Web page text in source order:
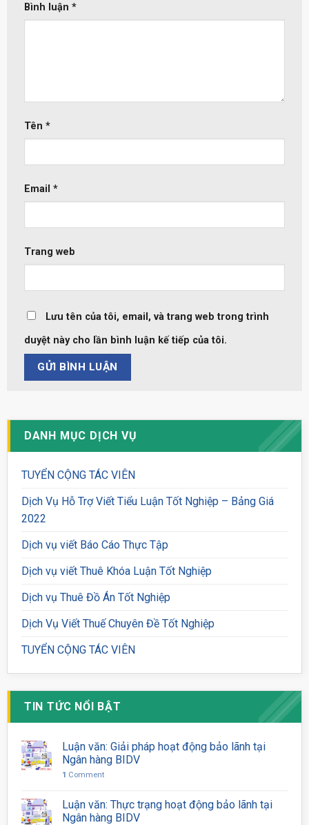
Bình luận *
Tên *
Email *
Trang web
Lưu tên của tôi, email, và trang web trong trình
duyệt này cho lần bình luận kế tiếp của tôi.
DANH MỤC DỊCH VỤ
TUYỂN CỘNG TÁC VIÊN
Dịch Vụ Hỗ Trợ Viết Tiểu Luận Tốt Nghiệp – Bảng Giá
2022
Dịch vụ viết Báo Cáo Thực Tập
Dịch vụ viết Thuê Khóa Luận Tốt Nghiệp
Dịch vụ Thuê Đồ Án Tốt Nghiệp
Dịch Vụ Viết Thuế Chuyên Đề Tốt Nghiệp
TUYỂN CỘNG TÁC VIÊN
TIN TỨC NỔI BẬT
Luận văn: Giải pháp hoạt động bảo lãnh tại
Ngân hàng BIDV
1 Comment
Luận văn: Thực trạng hoạt động bảo lãnh tại
Ngân hàng BIDV